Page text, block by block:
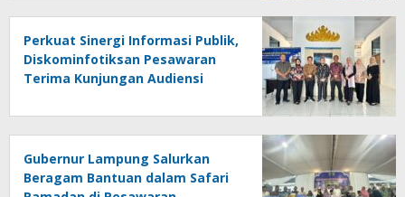
Perkuat Sinergi Informasi Publik,
Diskominfotiksan Pesawaran
Terima Kunjungan Audiensi
Gubernur Lampung Salurkan
Beragam Bantuan dalam Safari